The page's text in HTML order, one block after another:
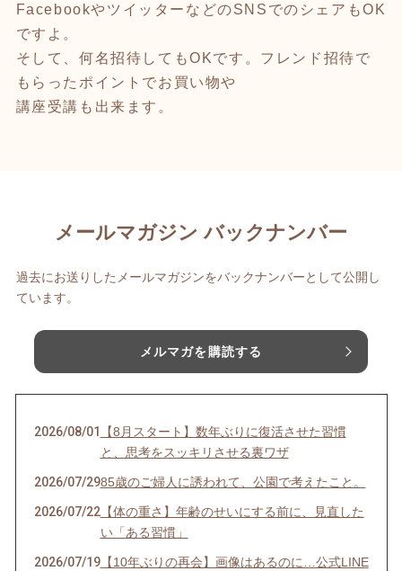
FacebookやツイッターなどのSNSでのシェアもOK
ですよ。
そして、何名招待してもOKです。フレンド招待で
もらったポイントでお買い物や
講座受講も出来ます。
メールマガジン バックナンバー
過去にお送りしたメールマガジンをバックナンバーとして公開し
ています。
メルマガを購読する
2026/08/01
【8月スタート】数年ぶりに復活させた習慣
と、思考をスッキリさせる裏ワザ
2026/07/2985歳のご婦人に誘われて、公園で考えたこと。
2026/07/22【体の重さ】年齢のせいにする前に、見直した
い「ある習慣」
2026/07/19【10年ぶりの再会】画像はあるのに…公式LINE